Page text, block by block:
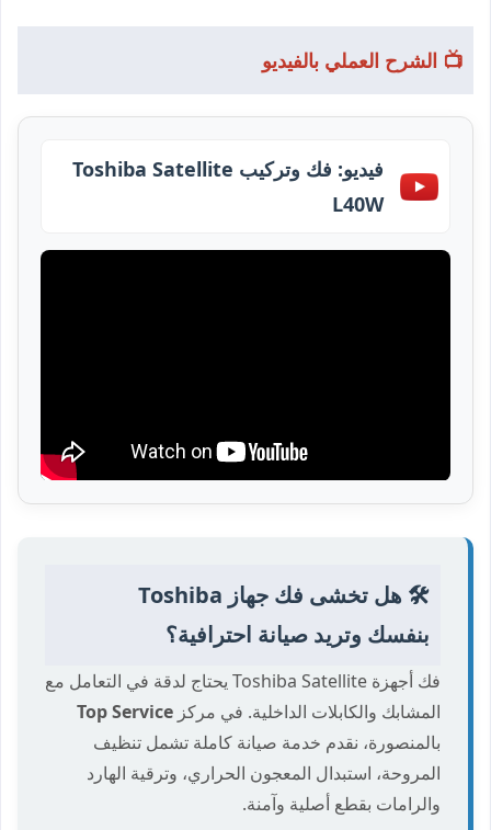
📺 الشرح العملي بالفيديو
فيديو: فك وتركيب Toshiba Satellite
L40W
🛠️ هل تخشى فك جهاز Toshiba
بنفسك وتريد صيانة احترافية؟
فك أجهزة Toshiba Satellite يحتاج لدقة في التعامل مع
المشابك والكابلات الداخلية. في مركز Top Service
بالمنصورة، نقدم خدمة صيانة كاملة تشمل تنظيف
المروحة، استبدال المعجون الحراري، وترقية الهارد
والرامات بقطع أصلية وآمنة.